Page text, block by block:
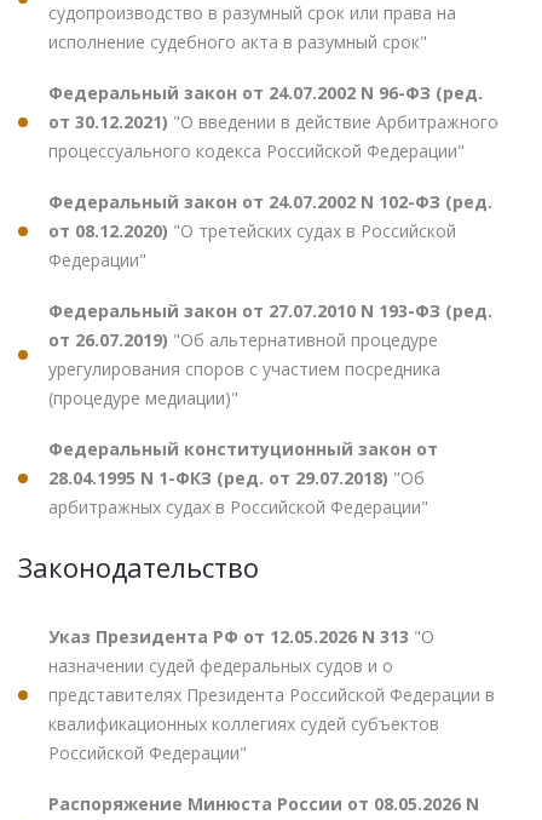
судопроизводство в разумный срок или права на
исполнение судебного акта в разумный срок"
Федеральный закон от 24.07.2002 N 96-ФЗ (ред.
от 30.12.2021) "О введении в действие Арбитражного
процессуального кодекса Российской Федерации"
Федеральный закон от 24.07.2002 N 102-ФЗ (ред.
от 08.12.2020) "О третейских судах в Российской
Федерации"
Федеральный закон от 27.07.2010 N 193-ФЗ (ред.
от 26.07.2019) "Об альтернативной процедуре
урегулирования споров с участием посредника
(процедуре медиации)"
Федеральный конституционный закон от
28.04.1995 N 1-ФКЗ (ред. от 29.07.2018) "Об
арбитражных судах в Российской Федерации"
Законодательство
Указ Президента РФ от 12.05.2026 N 313 "О
назначении судей федеральных судов и о
представителях Президента Российской Федерации в
квалификационных коллегиях судей субъектов
Российской Федерации"
Распоряжение Минюста России от 08.05.2026 N